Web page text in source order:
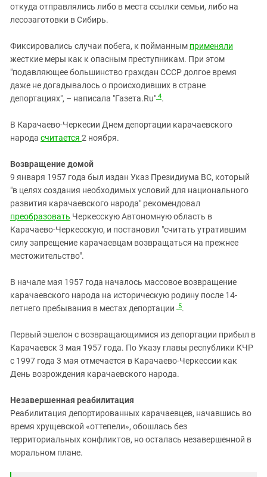
откуда отправлялись либо в места ссылки семьи, либо на
лесозаготовки в Сибирь.
Фиксировались случаи побега, к пойманным применяли
жесткие меры как к опасным преступникам. При этом
"подавляющее большинство граждан СССР долгое время
даже не догадывалось о происходивших в стране
депортациях", – написала "Газета.Ru" 4.
В Карачаево-Черкесии Днем депортации карачаевского
народа считается 2 ноября.
Возвращение домой
9 января 1957 года был издан Указ Президиума ВС, который
"в целях создания необходимых условий для национального
развития карачаевского народа" рекомендовал
преобразовать Черкесскую Автономную область в
Карачаево-Черкесскую, и постановил "считать утратившим
силу запрещение карачаевцам возвращаться на прежнее
местожительство".
В начале мая 1957 года началось массовое возвращение
карачаевского народа на историческую родину после 14-
летнего пребывания в местах депортации
5.
Первый эшелон с возвращающимися из депортации прибыл в
Карачаевск 3 мая 1957 года. По Указу главы республики КЧР
с 1997 года 3 мая отмечается в Карачаево-Черкессии как
День возрождения карачаевского народа.
Незавершенная реабилитация
Реабилитация депортированных карачаевцев, начавшись во
время хрущевской «оттепели», обошлась без
территориальных конфликтов, но осталась незавершенной в
моральном плане.